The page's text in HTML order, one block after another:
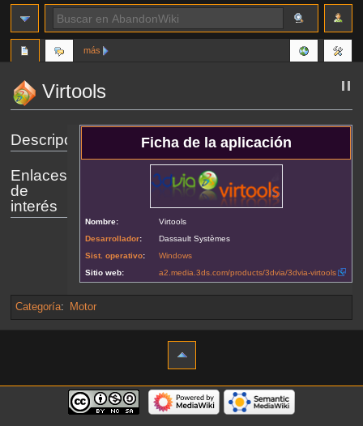
Virtools
a
navegación
a
búsqueda
Ficha de la aplicación
Nombre:
Virtools
Desarrollador:
Dassault Systèmes
Sist. operativo:
Windows
Sitio web:
a2.media.3ds.com/products/3dvia/3dvia-virtools
Descripción
Enlaces
de
interés
Categoría: Motor
más